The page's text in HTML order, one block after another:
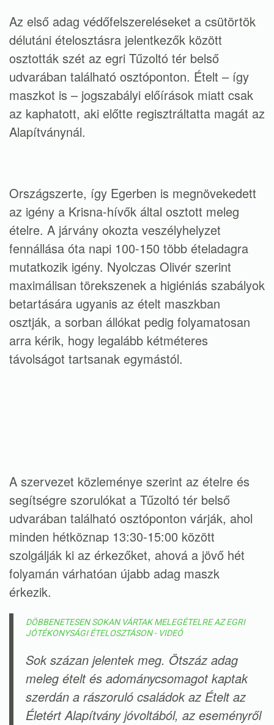
Az első adag védőfelszereléseket a csütörtök
délutáni ételosztásra jelentkezők között
osztották szét az egri Tűzoltó tér belső
udvarában található osztóponton. Ételt – így
maszkot is – jogszabályi előírások miatt csak
az kaphatott, aki előtte regisztráltatta magát az
Alapítványnál.
Országszerte, így Egerben is megnövekedett
az igény a Krisna-hívők által osztott meleg
ételre. A járvány okozta veszélyhelyzet
fennállása óta napi 100-150 több ételadagra
mutatkozik igény. Nyolczas Olivér szerint
maximálisan törekszenek a higiéniás szabályok
betartására ugyanis az ételt maszkban
osztják, a sorban állókat pedig folyamatosan
arra kérik, hogy legalább kétméteres
távolságot tartsanak egymástól.
A szervezet közleménye szerint az ételre és
segítségre szorulókat a Tűzoltó tér belső
udvarában található osztóponton várják, ahol
minden hétköznap 13:30-15:00 között
szolgálják ki az érkezőket, ahová a jövő hét
folyamán várhatóan újabb adag maszk
érkezik.
DÖBBENETESEN SOKAN VÁRTAK MELEGÉTELRE AZ EGRI
JÓTÉKONYSÁGI ÉTELOSZTÁSON - VIDEÓ
Sok százan jelentek meg. Ötszáz adag
meleg ételt és adománycsomagot kaptak
szerdán a rászoruló családok az Ételt az
Életért Alapítvány jóvoltából, az eseményről